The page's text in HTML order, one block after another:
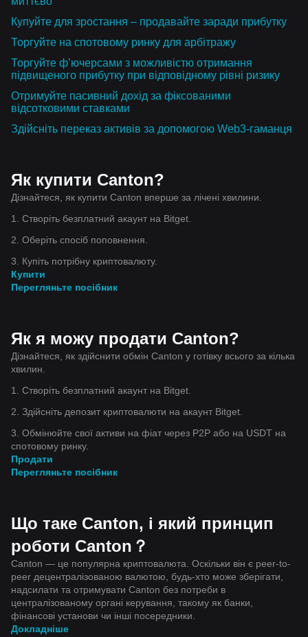
Купуйте для зростання – продавайте заради прибутку
Торгуйте на спотовому ринку для арбітражу
Торгуйте ф’ючерсами з можливістю отримання
підвищеного прибутку при відповідному рівні ризику
Отримуйте пасивний дохід за фіксованими
відсотковими ставками
Здійсніть переказ активів за допомогою Web3-гаманця
Як купити Canton?
Дізнайтеся, як купити Canton вперше за лічені хвилини.
1. Створіть безплатний акаунт на Bitget.
2. Оберіть спосіб поповнення.
3. Купіть потрібну криптовалюту.
Купити
Перегляньте посібник
Як я можу продати Canton?
Дізнайтеся, як здійснити обмін Canton у готівку всього за кілька
хвилин.
1. Створіть безплатний акаунт на Bitget.
2. Здійсніть депозит криптовалюти на акаунт Bitget.
3. Обмінюйте свої активи на фіат через P2P або на USDT на
спотовому ринку.
Продати
Перегляньте посібник
Що таке Canton, і який принцип
роботи Canton？
Canton — це популярна криптовалюта. Оскільки він є peer-to-
peer децентралізованою валютою, будь-хто може зберігати,
надсилати та отримувати Canton без потреби в
централізованому органі керування, такому як банки,
фінансові установи чи інші посередники.
Докладніше